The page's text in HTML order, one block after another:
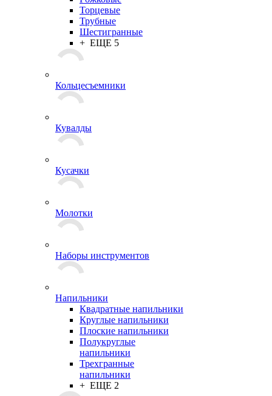
Торцевые
Трубные
Шестигранные
+ ЕЩЕ 5
Кольцесъемники
Кувалды
Кусачки
Молотки
Наборы инструментов
Напильники
Квадратные напильники
Круглые напильники
Плоские напильники
Полукруглые
напильники
Трехгранные
напильники
+ ЕЩЕ 2